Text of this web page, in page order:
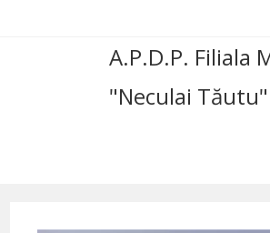
A.P.D.P. Filiala
"Neculai Tăutu"